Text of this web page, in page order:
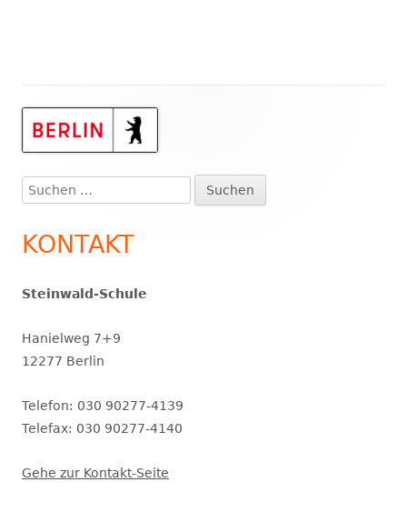
Haupt-
Suchen
nach:
KONTAKT
Steinwald-Schule
Hanielweg 7+9
12277 Berlin
Telefon: 030 90277-4139
Telefax: 030 90277-4140
Gehe zur Kontakt-Seite